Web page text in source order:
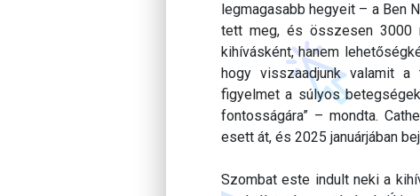
legmagasabb hegyeit – a Ben
tett meg, és összesen 3000
kihívásként, hanem
hogy visszaadjunk valamit
figyelmet a súlyos
fontosságára” – mondta.
esett át, és 2025 januárjában
Szombat este indult neki a